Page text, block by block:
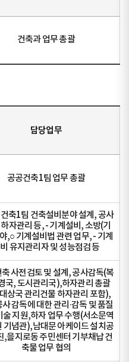
건축과 업무 총괄
담당업무
공공건축1팀 업무 총괄
축1팀 건축설비분야 설계, 공사
자관리 등, - 기계설비, 소방(기
,○ 기계설비법 관련 업무, - 기계
유지관리자 및 성능점검 등
사전검토 및 설계, 공사감독(복
국, 도시관리국),하자관리 총괄
상국 관리건물 하자관리 포함),
감독에 대한 관리·감독 및 품질
술 지원,하자 업무 수행(서소문역
기념관),남대문 아케이드 설치공
,을지로동 주민센터 기부채납 건
축물 업무 협의